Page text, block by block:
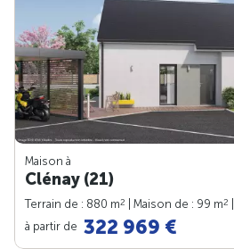
Maison à
Clénay (21)
Terrain de : 880 m2 | Maison de : 99 m2
à partir de 322 969 €